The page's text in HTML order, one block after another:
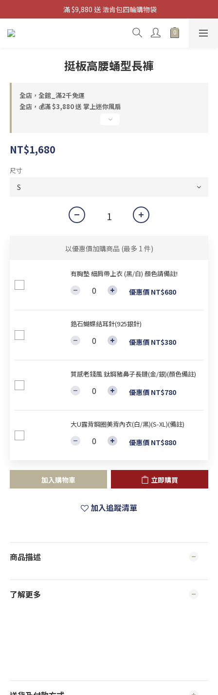
滿 $3880 送 掌上迷你風扇
滿 $9,880 送 浩肯包四輪購物袋
滿 $3880 送 掌上迷你風扇
挺板高腰蛹型長褲
全店，全館_滿2千免運
全店，💰滿 $3,880 送 掌上迷你風扇
NT$1,680
尺寸
以優惠價加購商品 (最多 1 件)
有胸墊 細肩帶上衣 (黑/白) 顏色請備註!
優惠價 NT$680
鋯石蝴蝶結耳針(925銀針)
優惠價 NT$380
質感老錢風 鈦鋼豬鼻子長鏈(金/銀)(顏色備註)
優惠價 NT$780
大U露背鋼圈美背內衣(白/黑)(S-XL)(備註)
優惠價 NT$880
加入購物車 立即購買
加入追蹤清單
商品描述
了解更多